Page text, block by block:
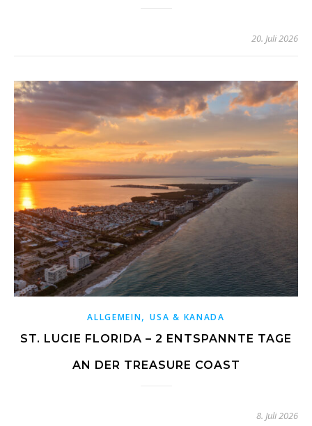
20. Juli 2026
ALLGEMEIN,USA & KANADA
ST. LUCIE FLORIDA – 2 ENTSPANNTE TAGE
AN DER TREASURE COAST
8. Juli 2026